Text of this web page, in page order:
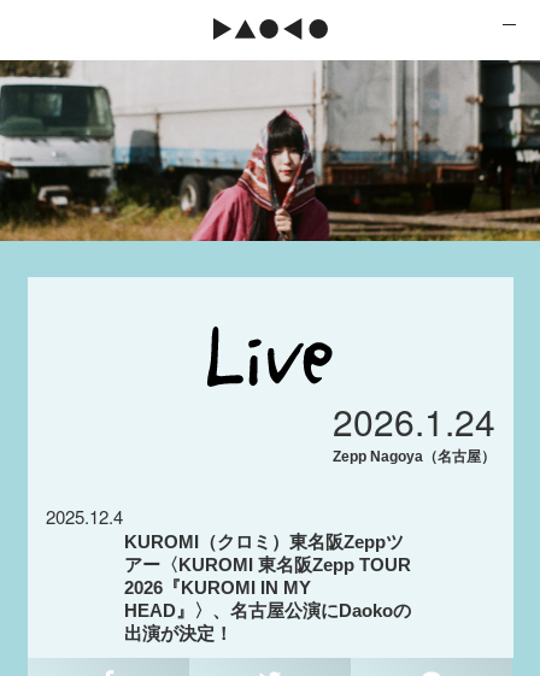
2025.12.4
KUROMI（クロミ）東名阪Zeppツ
アー〈KUROMI 東名阪Zepp TOUR
2026『KUROMI IN MY
HEAD』〉、名古屋公演にDaokoの
出演が決定！
2026.1.24
Zepp Nagoya（名古屋）